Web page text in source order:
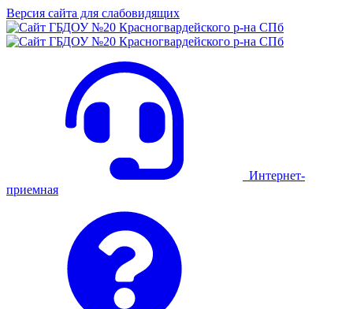
Версия сайта для слабовидящих
Интернет-
приемная